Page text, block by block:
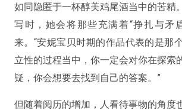
如同隐匿于一杯醇美鸡尾酒当中的苦精
写时，她会将那些充满着“挣扎与矛
来。“安妮宝贝时期的作品代表的是那
立性的过程当中，你一定会对你在探索
疑，你会想要去找到自己的答案。 ”
但随着阅历的增加，人看待事物的角度